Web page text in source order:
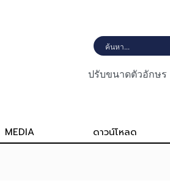
ปรับขนาดตัวอักษร
MEDIA ดาวน์โหลด